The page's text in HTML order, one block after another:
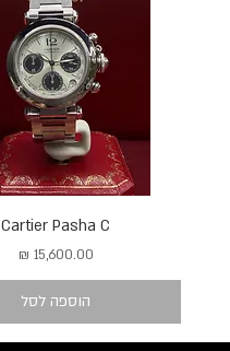
Cartier Pasha C
מחיר
הוספה לסל